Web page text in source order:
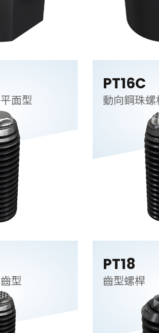
動向鋼珠螺桿 平面型
PT16C
動向鋼珠螺桿 齒型
PT18
齒型螺桿